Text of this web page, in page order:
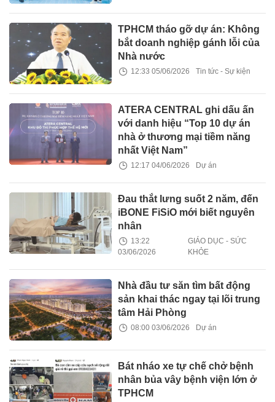
TPHCM tháo gỡ dự án: Không
bắt doanh nghiệp gánh lỗi của
Nhà nước
12:33 05/06/2026 Tin tức - Sự kiện
ATERA CENTRAL ghi dấu ấn
với danh hiệu “Top 10 dự án
nhà ở thương mại tiềm năng
nhất Việt Nam”
12:17 04/06/2026 Dự án
Đau thắt lưng suốt 2 năm, đến
iBONE FiSiO mới biết nguyên
nhân
13:22
03/06/2026
GIÁO DỤC - SỨC
KHỎE
Nhà đầu tư săn tìm bất động
sản khai thác ngay tại lõi trung
tâm Hải Phòng
08:00 03/06/2026 Dự án
Bát nháo xe tự chế chở bệnh
nhân bủa vây bệnh viện lớn ở
TPHCM